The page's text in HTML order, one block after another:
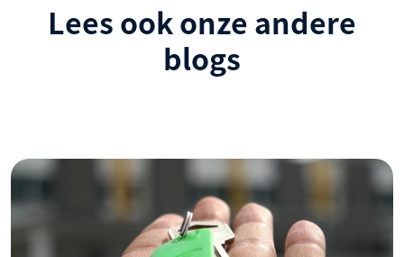
Lees ook onze andere
blogs